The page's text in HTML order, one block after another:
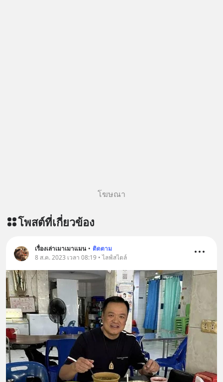
โฆษณา
โพสต์ที่เกี่ยวข้อง
เรื่องเล่าเมาเมาแมน • ติดตาม
8 ส.ค. 2023 เวลา 08:19 • ไลฟ์สไตล์